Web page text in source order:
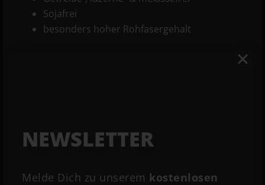
Sojafrei
besonders hoher Rohfasergehalt
Stehfutter oder in Zeiten von Rekonvaleszenz
NEWSLETTER
Melde Dich zu unserem kostenlosen